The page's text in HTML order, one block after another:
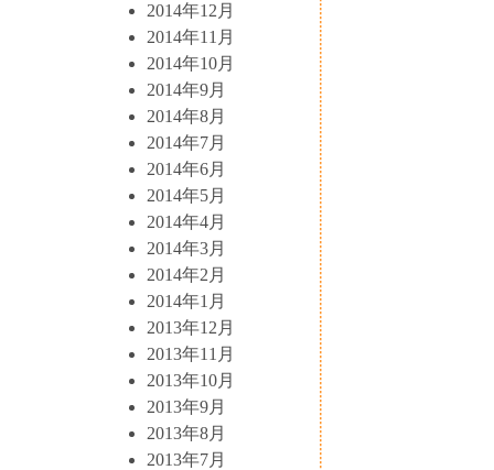
2014年12月
2014年11月
2014年10月
2014年9月
2014年8月
2014年7月
2014年6月
2014年5月
2014年4月
2014年3月
2014年2月
2014年1月
2013年12月
2013年11月
2013年10月
2013年9月
2013年8月
2013年7月